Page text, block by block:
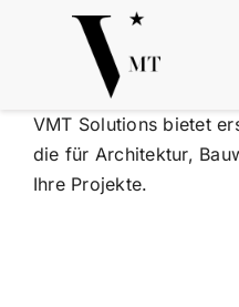
VMT Solutions bietet
die für Architektur,
Ihre Projekte.Bauwerke